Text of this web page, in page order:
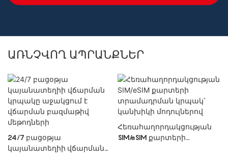
ԱՌՆՉՎՈՂ ԱՊՐԱՆՔՆԵՐ
24/7 բացօթյա
կայանատեղիի վճարման
Հեռահաղորդակցության
SIM/eSIM քարտերի